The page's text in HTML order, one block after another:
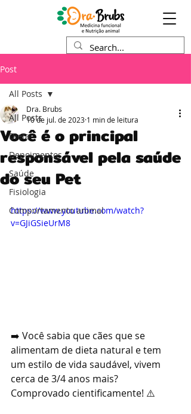
Post
All Posts
Dieta
Depoimentos
Saúde
Fisiologia
Comportamento animal
All Posts
Você é o principal
responsável pela saúde
do seu Pet
Dra. Brubs
10 de jul. de 2023 1 min de leitura
https://www.youtube.com/watch?
v=GJiGSieUrM8
➡️ Você sabia que cães que se
alimentam de dieta natural e tem
um estilo de vida saudável, vivem
cerca de 3/4 anos mais?
Comprovado cientificamente! ⚠️